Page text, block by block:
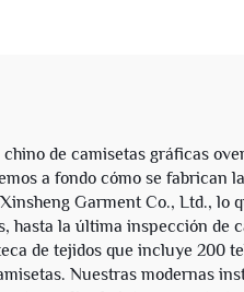
de camisetas gráficas
a fondo cómo se fabrican
Garment Co., Ltd., lo
hasta la última inspección de
de tejidos que incluye 200
Nuestras modernas